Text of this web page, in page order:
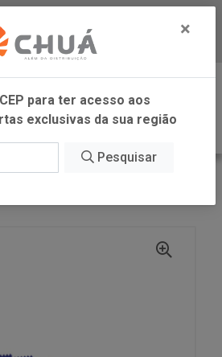
Baixe já nosso APP
0
×
para ter acesso aos
exclusivas da sua região
Pesquisar